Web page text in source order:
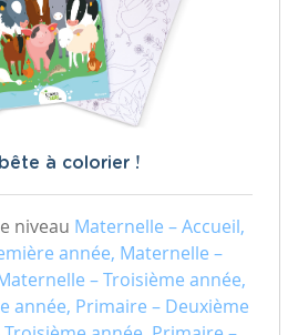
à colorier !
niveau Maternelle – Accueil,
année, Maternelle –
– Troisième année,
année, Primaire – Deuxième